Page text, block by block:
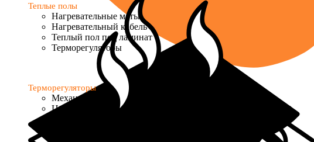
Теплые полы
Нагревательные маты
Нагревательный кабель
Теплый пол под ламинат
Терморегуляторы
Терморегуляторы
Механические
Цифровые